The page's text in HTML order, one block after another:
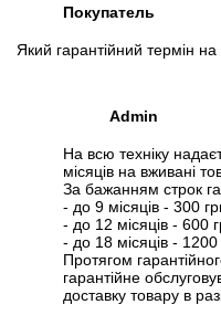
Запит оптової ціни
Слідкувати в Instagram
Слідкувати на Facebook
Покупатель
Який гарантійний термін на
Admin
На всю техніку
місяців на вживані
За бажанням строк
- до 9 місяців - 300
- до 12 місяців - 600
- до 18 місяців - 1200
Протягом
гарантійне
доставку товару в